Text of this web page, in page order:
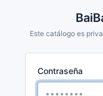
Este catálogo es
Contraseña